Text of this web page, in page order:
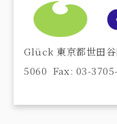
Glück 東京都世田
5060 Fax: 03-